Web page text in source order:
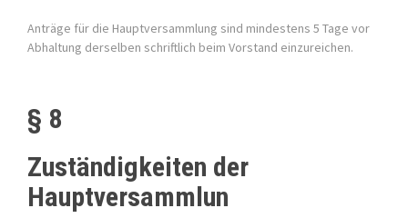
Anträge für die Hauptversammlung sind mindestens 5 Tage vor
Abhaltung derselben schriftlich beim Vorstand einzureichen.
§ 8
Zuständigkeiten der
Hauptversammlun